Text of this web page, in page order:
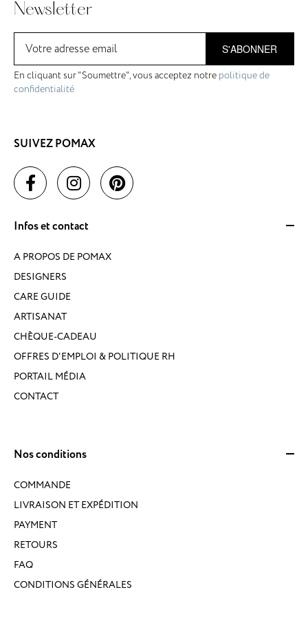
Newsletter
S'ABONNER
En cliquant sur "Soumettre", vous acceptez notre politique de
confidentialité
SUIVEZ POMAX
Infos et contact
A PROPOS DE POMAX
DESIGNERS
CARE GUIDE
ARTISANAT
CHÈQUE-CADEAU
OFFRES D'EMPLOI & POLITIQUE RH
PORTAIL MÉDIA
CONTACT
Nos conditions
COMMANDE
LIVRAISON ET EXPÉDITION
PAYMENT
RETOURS
FAQ
CONDITIONS GÉNÉRALES